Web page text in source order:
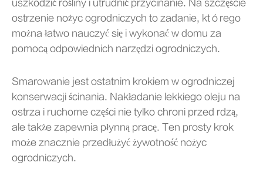
uszkodzić rośliny i utrudnić przycinanie. Na szczęście
ostrzenie nożyc ogrodniczych to zadanie, którego
można łatwo nauczyć się i wykonać w domu za
pomocą odpowiednich narzędzi ogrodniczych.
Smarowanie jest ostatnim krokiem w ogrodniczej
konserwacji ścinania. Nakładanie lekkiego oleju na
ostrza i ruchome części nie tylko chroni przed rdzą,
ale także zapewnia płynną pracę. Ten prosty krok
może znacznie przedłużyć żywotność nożyc
ogrodniczych.